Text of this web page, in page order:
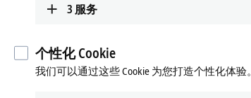
3 服务
个性化 Cookie
我们可以通过这些 Cookie 为您打造个性化体验。